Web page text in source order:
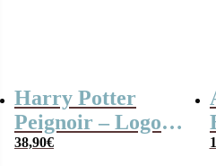
Harry Potter
Peignoir – Logo
Poudlard
38,90€